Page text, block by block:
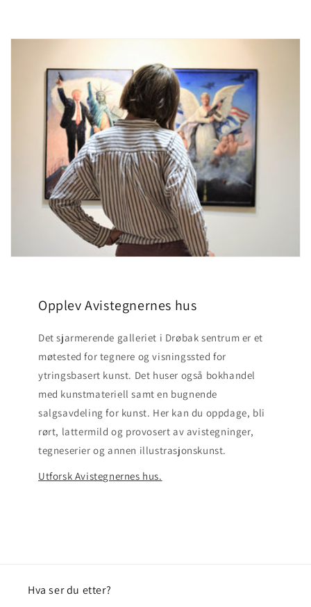
Opplev Avistegnernes hus
Det sjarmerende galleriet i Drøbak sentrum er et
møtested for tegnere og visningssted for
ytringsbasert kunst. Det huser også bokhandel
med kunstmateriell samt en bugnende
salgsavdeling for kunst. Her kan du oppdage, bli
rørt, lattermild og provosert av avistegninger,
tegneserier og annen illustrasjonskunst.
Utforsk Avistegnernes hus.
Hva ser du etter?